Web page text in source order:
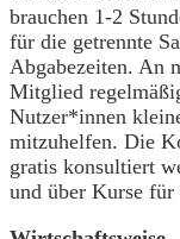
brauchen 1-2
für die getrennte
Abgabezeiten. An
Mitglied
Nutzer*innen
mitzuhelfen. Die
gratis konsultiert
und über Kurse für